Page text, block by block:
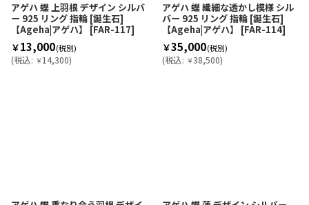
アゲハ 蝶 上羽根 デザイン シルバ
ー 925 リング 指輪 [誕生石]
【Ageha|アゲハ】
[FAR-117]
￥13,000(税別)
(税込: ￥14,300)
アゲハ 蝶 繊細な透かし模様 シル
バー 925 リング 指輪 [誕生石]
【Ageha|アゲハ】
[FAR-114]
￥35,000(税別)
(税込: ￥38,500)